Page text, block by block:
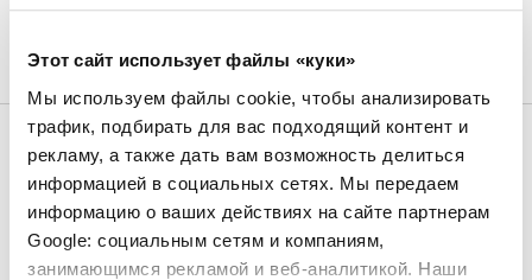
Этот сайт использует файлы «куки»
Мы используем файлы cookie, чтобы анализировать
трафик, подбирать для вас подходящий контент и
рекламу, а также дать вам возможность делиться
информацией в социальных сетях. Мы передаем
информацию о ваших действиях на сайте партнерам
Google: социальным сетям и компаниям,
занимающимся рекламой и веб-аналитикой. Наши
Отделки
Обивка
Экокожа Кожа Жесткая кожа